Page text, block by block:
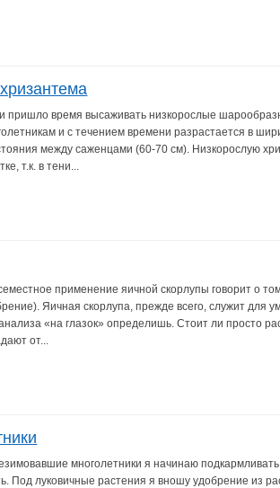
пришло время высаживать низкорослые
и с течением времени разрастается в
между саженцами (60-70 см). Низкорослую
т.к. в тени...
применение яичной скорлупы говорит о
Яичная скорлупа, прежде всего, служит для
«на глазок» определишь. Стоит ли просто
от...
многолетники я начинаю
Под луковичные растения я вношу удобрение из